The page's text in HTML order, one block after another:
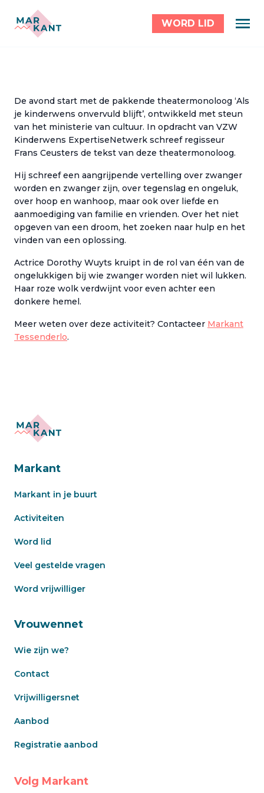
WORD LID
De avond start met de pakkende theatermonoloog ‘Als
je kinderwens onvervuld blijft’, ontwikkeld met steun
van het ministerie van cultuur. In opdracht van VZW
Kinderwens ExpertiseNetwerk schreef regisseur
Frans Ceusters de tekst van deze theatermonoloog.
Hij schreef een aangrijpende vertelling over zwanger
worden en zwanger zijn, over tegenslag en ongeluk,
over hoop en wanhoop, maar ook over liefde en
aanmoediging van familie en vrienden. Over het niet
opgeven van een droom, het zoeken naar hulp en het
vinden van een oplossing.
Actrice Dorothy Wuyts kruipt in de rol van één van de
ongelukkigen bij wie zwanger worden niet wil lukken.
Haar roze wolk verdwijnt voor even achter een
donkere hemel.
Meer weten over deze activiteit? Contacteer Markant
Tessenderlo.
Markant
Markant in je buurt
Activiteiten
Word lid
Veel gestelde vragen
Word vrijwilliger
Vrouwennet
Wie zijn we?
Contact
Vrijwilligersnet
Aanbod
Registratie aanbod
Volg Markant